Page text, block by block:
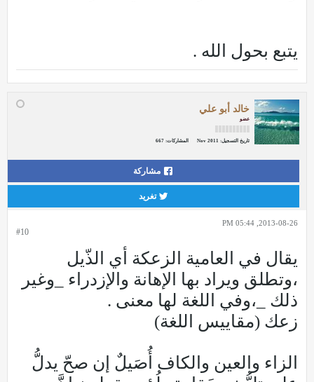
يتبع بحول الله .
خالد أبو علي
عضو
تاريخ التسجيل: Nov 2011 المشاركات: 667
مشاركة
تغريد
#10
2013-08-26, 05:44 PM
يقال في العامية الزعكة أي الذّيل
،وتطلق ويراد بها الإهانة والإزدراء _وغير
ذلك _،وفي اللغة لها معنى .
زعك (مقاييس اللغة)
الزاء والعين والكاف أُصَيلٌ إن صحّ يدلُّ